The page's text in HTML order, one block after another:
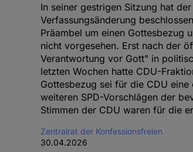
In seiner gestrigen Sitzung hat
Verfassungsänderung
Präambel um einen Gottesbezug
nicht vorgesehen. Erst nach der
Verantwortung vor Gott" in
letzten Wochen hatte CDU-
Gottesbezug sei für die CDU
weiteren SPD-Vorschlägen der
Stimmen der CDU waren für die
Zentralrat der Konfessionsfreien
30.04.2026